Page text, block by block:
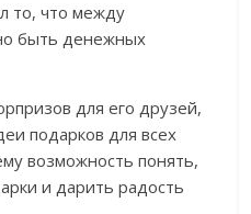
то, что между
быть денежных
для его друзей,
подарков для всех
возможность понять,
и дарить радость